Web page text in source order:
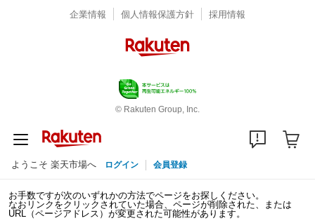
企業情報 個人情報保護方針 採用情報
© Rakuten Group, Inc.
ようこそ 楽天市場へ ログイン 会員登録
お手数ですが次のいずれかの方法でページをお探しください。
なおリンクをクリックされていた場合、ページが削除された、または
URL（ページアドレス）が変更された可能性があります。